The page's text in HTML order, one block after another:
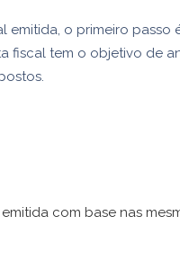
emitida, o primeiro passo
fiscal tem o objetivo de
com base nas